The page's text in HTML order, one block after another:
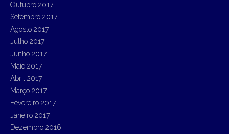
Outubro 2017
Setembro 2017
Agosto 2017
Julho 2017
Junho 2017
Maio 2017
Abril 2017
Março 2017
Fevereiro 2017
Janeiro 2017
Dezembro 2016